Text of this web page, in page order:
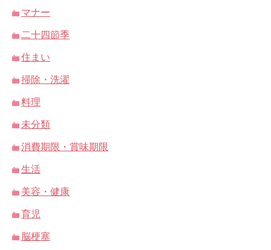
マナー
二十四節季
住まい
掃除・洗濯
料理
未分類
消費期限・賞味期限
生活
美容・健康
育児
脳梗塞